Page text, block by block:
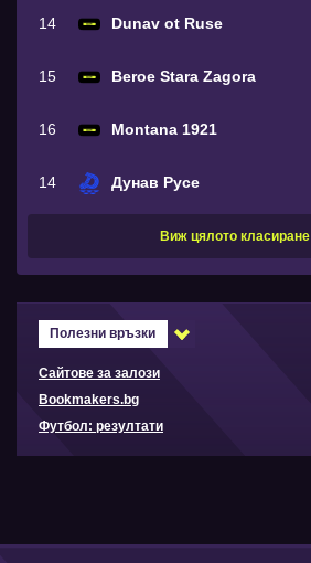
14 Dunav ot Ruse
15 Beroe Stara Zagora
16 Montana 1921
14 Дунав Русе
Виж цялото класиране
Полезни връзки
Сайтове за залози
Bookmakers.bg
Футбол: резултати